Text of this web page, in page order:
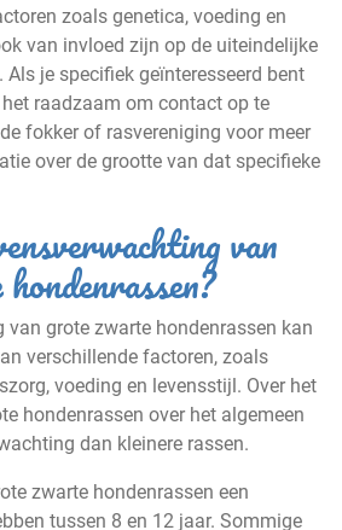
zoals genetica, voeding en
van invloed zijn op de uiteindelijke
je specifiek geïnteresseerd bent
raadzaam om contact op te
fokker of rasvereniging voor meer
over de grootte van dat specifieke
van
van grote zwarte hondenrassen kan
verschillende factoren, zoals
voeding en levensstijl. Over het
hondenrassen over het algemeen
dan kleinere rassen.
zwarte hondenrassen een
tussen 8 en 12 jaar. Sommige